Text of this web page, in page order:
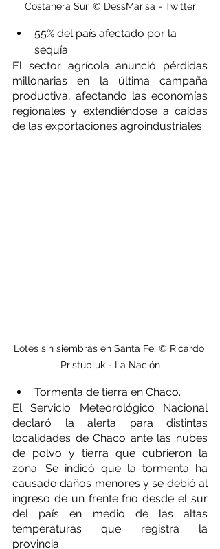
Costanera Sur. © DessMarisa - Twitter
55% del país afectado por la
sequía.
El sector agrícola anunció pérdidas
millonarias en la última campaña
productiva, afectando las economías
regionales y extendiéndose a caídas
de las exportaciones agroindustriales.
Lotes sin siembras en Santa Fe. © Ricardo
Pristupluk - La Nación
Tormenta de tierra en Chaco.
El Servicio Meteorológico Nacional
declaró la alerta para distintas
localidades de Chaco ante las nubes
de polvo y tierra que cubrieron la
zona. Se indicó que la tormenta ha
causado daños menores y se debió al
ingreso de un frente frío desde el sur
del país en medio de las altas
temperaturas que registra la
provincia.